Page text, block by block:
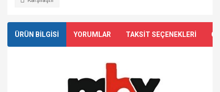
ÜRÜN BİLGİSİ YORUMLAR TAKSİT SEÇENEKLERİ